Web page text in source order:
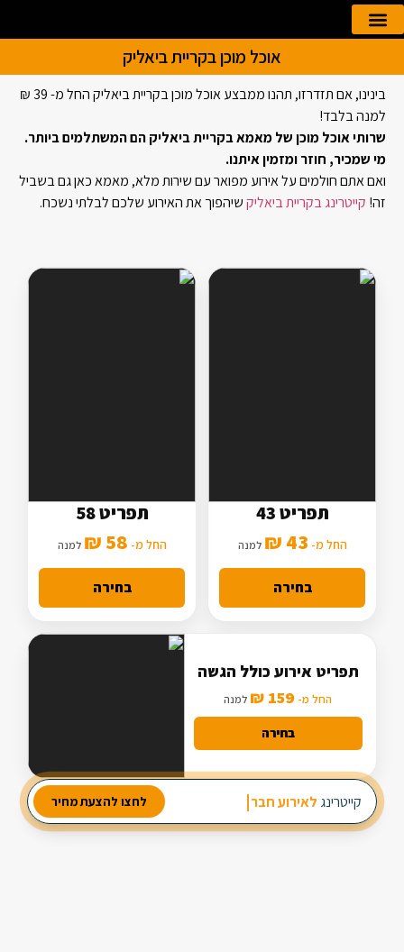
אוכל מוכן בקריית ביאליק
בינינו, אם תזדרזו, תהנו ממבצע אוכל מוכן בקריית ביאליק החל מ- 39 ₪
למנה בלבד!
שרותי אוכל מוכן של מאמא בקריית ביאליק הם המשתלמים ביותר.
מי שמכיר, חוזר ומזמין איתנו.
ואם אתם חולמים על אירוע מפואר עם שירות מלא, מאמא כאן גם בשביל
זה! קייטרינג בקריית ביאליקשיהפוך את האירוע שלכם לבלתי נשכח.
2 תוספות
מנה עיקרית בסיסית
תפריט 43
החל מ- 43 ₪ למנה
בחירה
3 תוספות
מנה עיקרית מורחבת
תפריט 58
החל מ- 58 ₪ למנה
בחירה
מבחר עשיר של סלטים
2 מנות ביניים
תפריט אירוע כולל הגשה
החל מ- 159 ₪ למנה
בחירה
קייטרינג לאירוע חברה לחצו להצעת מחיר